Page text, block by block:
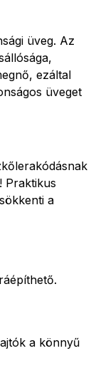
üveg. Az
ezáltal
üveget
Praktikus
a
a könnyű